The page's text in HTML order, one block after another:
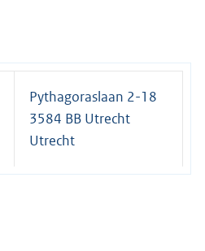
Pythagoraslaan 2-18
3584 BB Utrecht
Utrecht